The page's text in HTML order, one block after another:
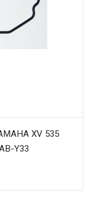
XV 535
Y33